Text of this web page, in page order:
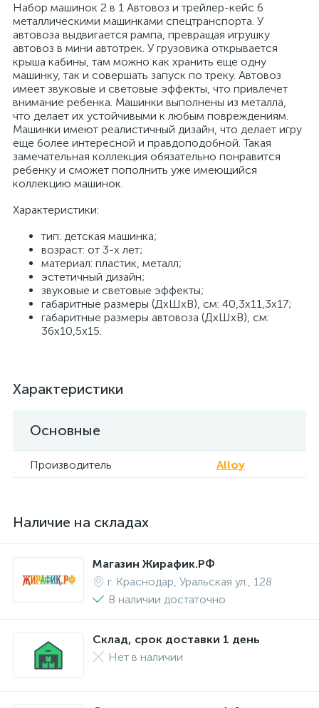
Набор машинок 2 в 1 Автовоз и трейлер-кейс 6
металлическими машинками спецтранспорта. У
автовоза выдвигается рампа, превращая игрушку
автовоз в мини автотрек. У грузовика открывается
крыша кабины, там можно как хранить еще одну
машинку, так и совершать запуск по треку. Автовоз
имеет звуковые и световые эффекты, что привлечет
внимание ребенка. Машинки выполнены из металла,
что делает их устойчивыми к любым повреждениям.
Машинки имеют реалистичный дизайн, что делает игру
еще более интересной и правдоподобной. Такая
замечательная коллекция обязательно понравится
ребенку и сможет пополнить уже имеющийся
коллекцию машинок.
Характеристики:
тип: детская машинка;
возраст: от 3-х лет;
материал: пластик, металл;
эстетичный дизайн;
звуковые и световые эффекты;
габаритные размеры (ДхШхВ), см: 40,3х11,3х17;
габаритные размеры автовоза (ДхШхВ), см:
36х10,5х15.
Характеристики
Основные
Производитель Alloy
Наличие на складах
Магазин Жирафик.РФ
г. Краснодар, Уральская ул., 128
В наличии достаточно
Склад, срок доставки 1 день
Нет в наличии